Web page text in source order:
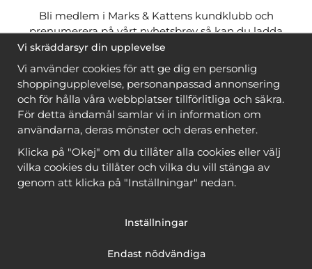
Bli medlem i Marks & Kattens kundklubb och
prenumerera på vårt nyhetsbrev så kan du ladda
ner många mönstergratisoch få många
när du handlar garn till mönstret. Du ser vilka som
är
gratis när du är inloggad
Bli medlem
Copyright © 2026, Marks & Kattens AB
Vi skräddarsyr din upplevelse
Vi använder cookies för att ge dig en personlig
shoppingupplevelse, personanpassad annonsering
och för hålla våra webbplatser tillförlitliga och säkra.
För detta ändamål samlar vi in information om
användarna, deras mönster och deras enheter.
Klicka på "Okej" om du tillåter alla cookies eller välj
vilka cookies du tillåter och vilka du vill stänga av
genom att klicka på "Inställningar" nedan.
Inställningar
Endast nödvändiga